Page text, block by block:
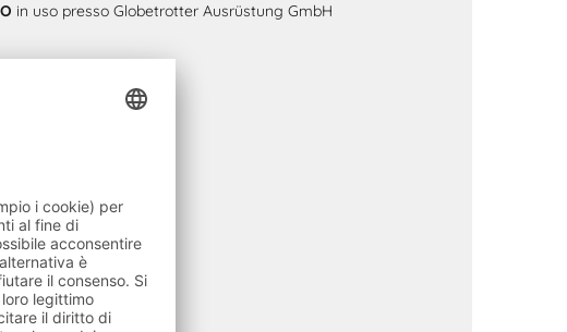
in uso presso Globetrotter Ausrüstung GmbH